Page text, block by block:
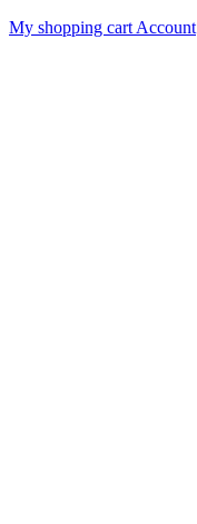
My shopping cart Account